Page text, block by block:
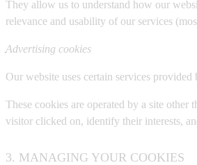
They allow us to understand how our
relevance and usability of our services
Advertising cookies
Our website uses certain services
These cookies are operated by a site
visitor clicked on, identify their interests,
3. MANAGING YOUR COOKIES